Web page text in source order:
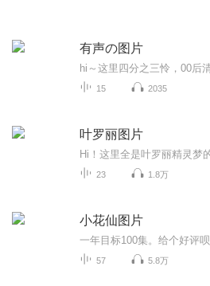
有声の图片
15 2035
叶罗丽图片
23 1.8万
小花仙图片
57 5.8万